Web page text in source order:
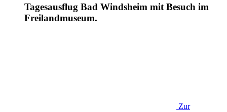
Tagesausflug Bad Windsheim mit Besuch im
Freilandmuseum.
Zur